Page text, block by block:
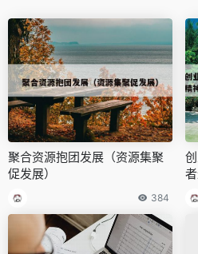
聚合资源抱团发展（资源集聚
促发展）
384